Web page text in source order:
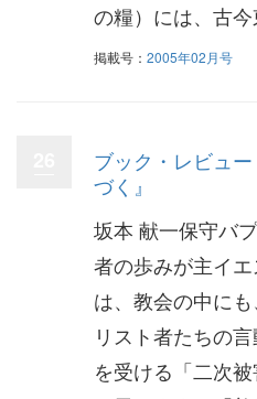
の糧）には、古
掲載号： 2005年02月号
ブック・レビュ
づく』
坂本 献一保守バ
者の歩みが主イ
は、教会の中に
リスト者たちの
を受ける「二次